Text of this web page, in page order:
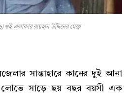
ওই এলাকার রায়হান উদ্দিনের মেয়ে
সান্তাহারে কানের দুই আনা
লোভে সাড়ে ছয় বছর বয়সী এক